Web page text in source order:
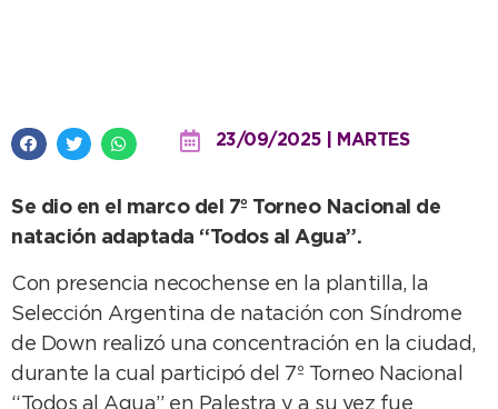
23/09/2025 | MARTES
Se dio en el marco del 7º Torneo Nacional de
natación adaptada “Todos al Agua”.
Con presencia necochense en la plantilla, la
Selección Argentina de natación con Síndrome
de Down realizó una concentración en la ciudad,
durante la cual participó del 7º Torneo Nacional
“Todos al Agua” en Palestra y a su vez fue